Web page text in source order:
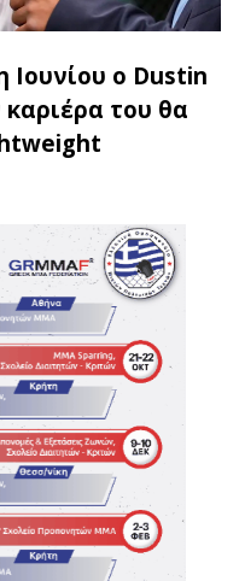
Ιουνίου ο Dustin
του θα